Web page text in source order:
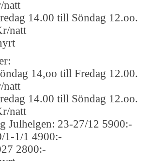
natt
14.00 till Söndag 12.oo.
natt
14,oo till Fredag 12.00.
natt
14.00 till Söndag 12.oo.
natt
Julhelgen: 23-27/12 5900:-
1-1/1 4900:-
2800:-